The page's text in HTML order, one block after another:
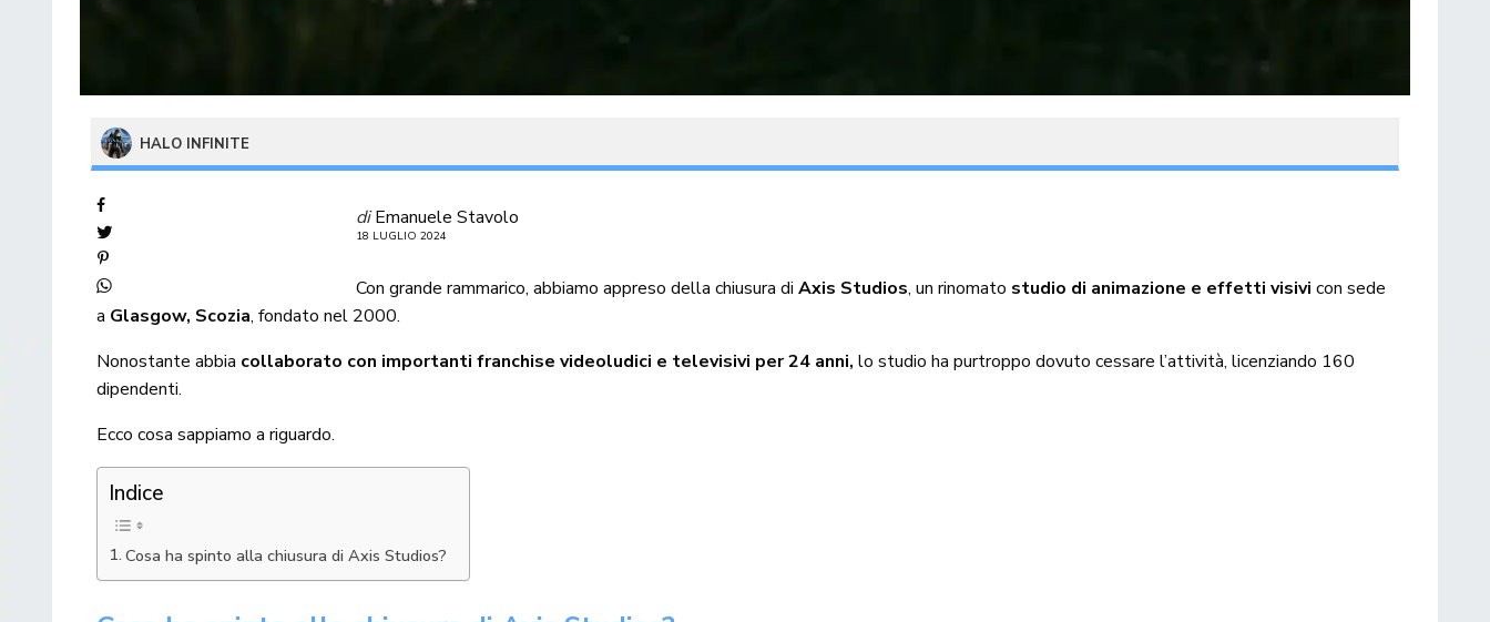
HALO INFINITE
di Emanuele Stavolo
18 LUGLIO 2024
Con grande rammarico, abbiamo appreso della chiusura di Axis Studios, un rinomato studio di animazione e effetti visivi con sede
a Glasgow, Scozia, fondato nel 2000.
Nonostante abbia collaborato con importanti franchise videoludici e televisivi per 24 anni, lo studio ha purtroppo dovuto cessare l’attività, licenziando 160
dipendenti.
Ecco cosa sappiamo a riguardo.
Indice
Cosa ha spinto alla chiusura di Axis Studios?